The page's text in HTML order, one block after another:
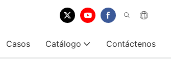
Casos Catálogo Contáctenos